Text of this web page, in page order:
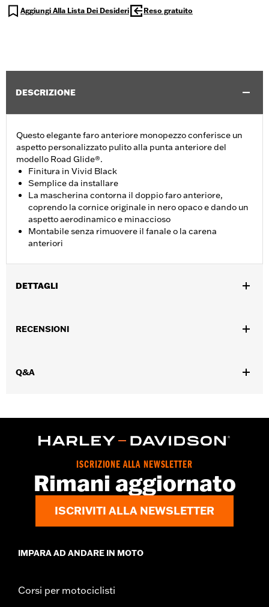
Aggiungi Alla Lista Dei Desideri Reso gratuito
DESCRIZIONE
Questo elegante faro anteriore monopezzo conferisce un
aspetto personalizzato pulito alla punta anteriore del
modello Road Glide®.
Finitura in Vivid Black
Semplice da installare
La mascherina contorna il doppio faro anteriore,
coprendo la cornice originale in nero opaco e dando un
aspetto aerodinamico e minaccioso
Montabile senza rimuovere il fanale o la carena
anteriori
DETTAGLI
FLTRXSE dal '23 in poi, FLTRX, FLTRXSTSE dal '24 in poi e
Venduti singolarmente:
RECENSIONI
Q&A
ISCRIZIONE ALLA NEWSLETTER
Rimani aggiornato
ISCRIVITI ALLA NEWSLETTER
IMPARA AD ANDARE IN MOTO
Corsi per motociclisti